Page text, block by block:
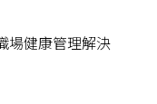
場健康管理解決